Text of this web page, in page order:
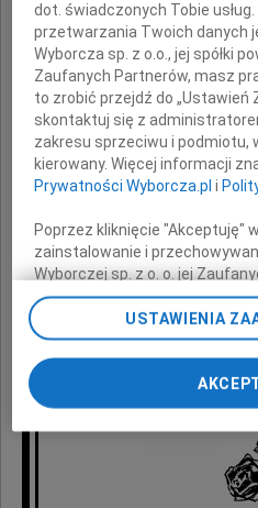
wyrazy
dot. świadczonych Tobie
przetwarzania Twoich danych
Wyborcza sp. z o.o., jej spółki
Zaufanych Partnerów, masz
to zrobić przejdź do „Ustawień
skontaktuj się z
zakresu sprzeciwu i podmiotu,
kierowany. Więcej informacji
Prywatności Wyborcza.pl i
Poprzez kliknięcie "Akceptuję"
zainstalowanie i
Wyborczej sp. z o. o. jej
na Twoim urządzeniu
chwili zmienić swoje
ponownie wywołując
preferencjami dot.
odnośnik „Ustawienia
przechodząc do sekcji
Zmiana ustawień plików
pomocą ustawień przeglądarki.
My, nasi Zaufani Partnerzy i
USTAWIENIA